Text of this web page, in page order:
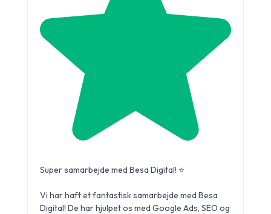
Super samarbejde med Besa Digital! ⭐️
Vi har haft et fantastisk samarbejde med Besa
Digital! De har hjulpet os med Google Ads, SEO og